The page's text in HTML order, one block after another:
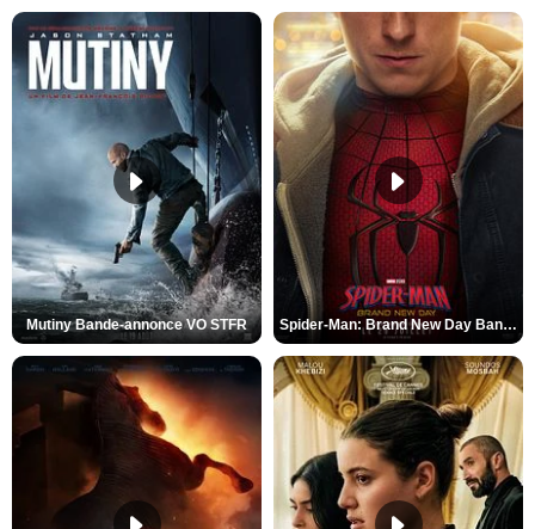
Mutiny Bande-annonce VO STFR Spider-Man: Brand New Day Bande-annonce VO STFR